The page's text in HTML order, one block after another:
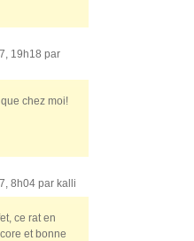
19h18 par
chez moi!
8h04 par kalli
ce rat en
et bonne